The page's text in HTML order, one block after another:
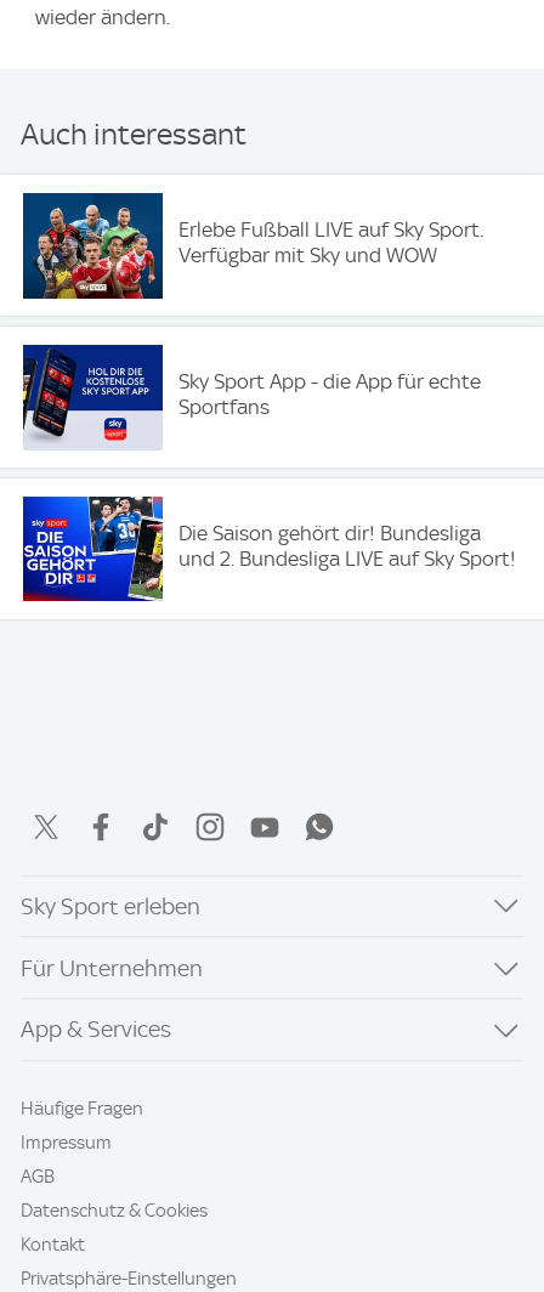
wieder ändern.
Auch interessant
Erlebe Fußball LIVE auf Sky Sport.
Verfügbar mit Sky und WOW​
Sky Sport App - die App für echte
Sportfans
Die Saison gehört dir! Bundesliga
und 2. Bundesliga LIVE auf Sky Sport!​
Sky Sport erleben
Für Unternehmen
App & Services
Häufige Fragen
Impressum
AGB
Datenschutz & Cookies
Kontakt
Privatsphäre-Einstellungen